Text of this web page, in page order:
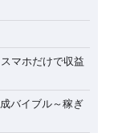
マホだけで収益
バイブル～稼ぎ